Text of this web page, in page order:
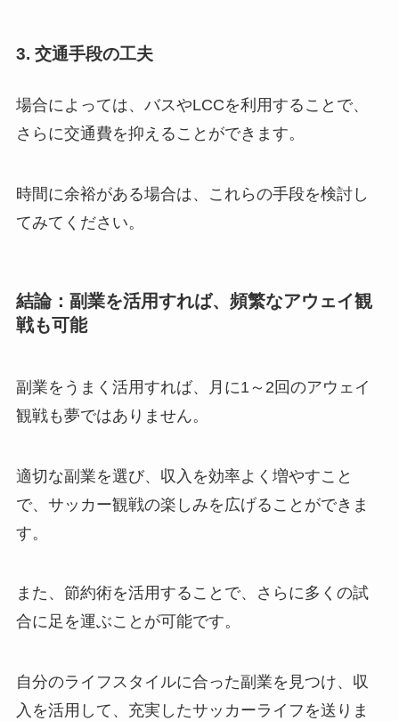
3. 交通手段の工夫
場合によっては、バスやLCCを利用することで、
さらに交通費を抑えることができます。
時間に余裕がある場合は、これらの手段を検討し
てみてください。
結論：副業を活用すれば、頻繁なアウェイ観
戦も可能
副業をうまく活用すれば、月に1～2回のアウェイ
観戦も夢ではありません。
適切な副業を選び、収入を効率よく増やすこと
で、サッカー観戦の楽しみを広げることができま
す。
また、節約術を活用することで、さらに多くの試
合に足を運ぶことが可能です。
自分のライフスタイルに合った副業を見つけ、収
入を活用して、充実したサッカーライフを送りま